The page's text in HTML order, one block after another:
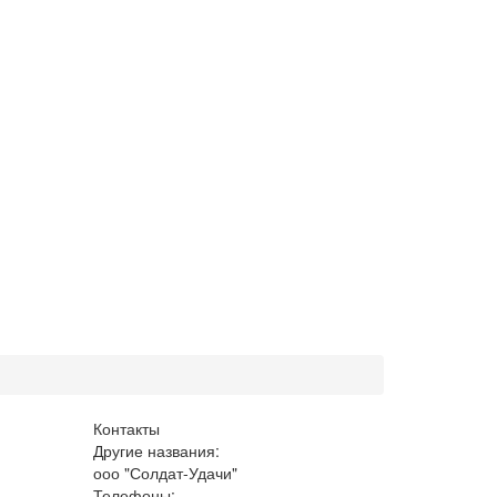
Контакты
Другие названия:
ооо "Солдат-Удачи"